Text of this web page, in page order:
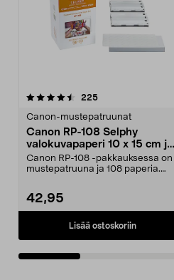
225arvostelut
Canon-mustepatruunat
Canon RP-108 Selphy
valokuvapaperi 10 x 15 cm ja
mustepatruuna
Canon RP-108 -pakkauksessa on
mustepatruuna ja 108 paperia.
42,95
Lisää ostoskoriin
4.5 viidestä